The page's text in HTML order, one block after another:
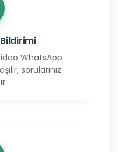
WhatsApp
sorularınız